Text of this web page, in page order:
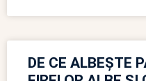
DE CE ALBEȘTE